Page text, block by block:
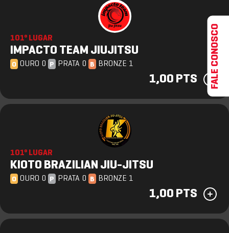
101º LUGAR
IMPACTO TEAM JIUJITSU
O OURO 0 P PRATA 0 B BRONZE 1
1,00 PTS
101º LUGAR
KIOTO BRAZILIAN JIU-JITSU
O OURO 0 P PRATA 0 B BRONZE 1
1,00 PTS
FALE CONOSCO